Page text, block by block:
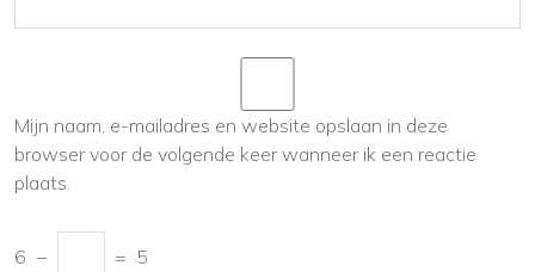
Mijn naam, e-mailadres en website opslaan in deze
browser voor de volgende keer wanneer ik een reactie
plaats.
6 − = 5